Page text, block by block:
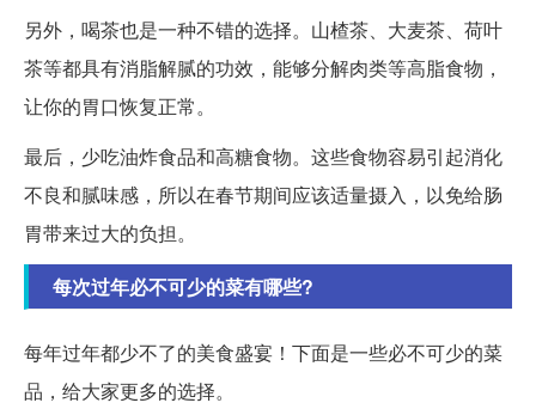
另外，喝茶也是一种不错的选择。山楂茶、大麦茶、荷叶
茶等都具有消脂解腻的功效，能够分解肉类等高脂食物，
让你的胃口恢复正常。
最后，少吃油炸食品和高糖食物。这些食物容易引起消化
不良和腻味感，所以在春节期间应该适量摄入，以免给肠
胃带来过大的负担。
每次过年必不可少的菜有哪些?
每年过年都少不了的美食盛宴！下面是一些必不可少的菜
品，给大家更多的选择。